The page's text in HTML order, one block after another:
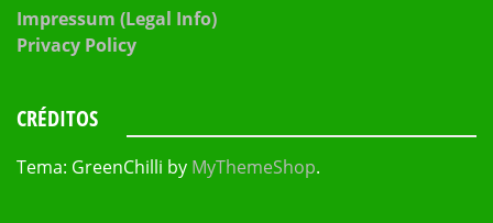
Impressum (Legal Info)
Privacy Policy
CRÉDITOS
Tema: GreenChilli by MyThemeShop.